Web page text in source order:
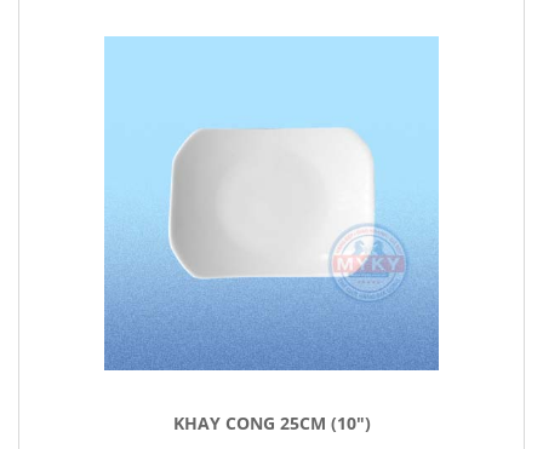
KHAY CONG 25CM (10")